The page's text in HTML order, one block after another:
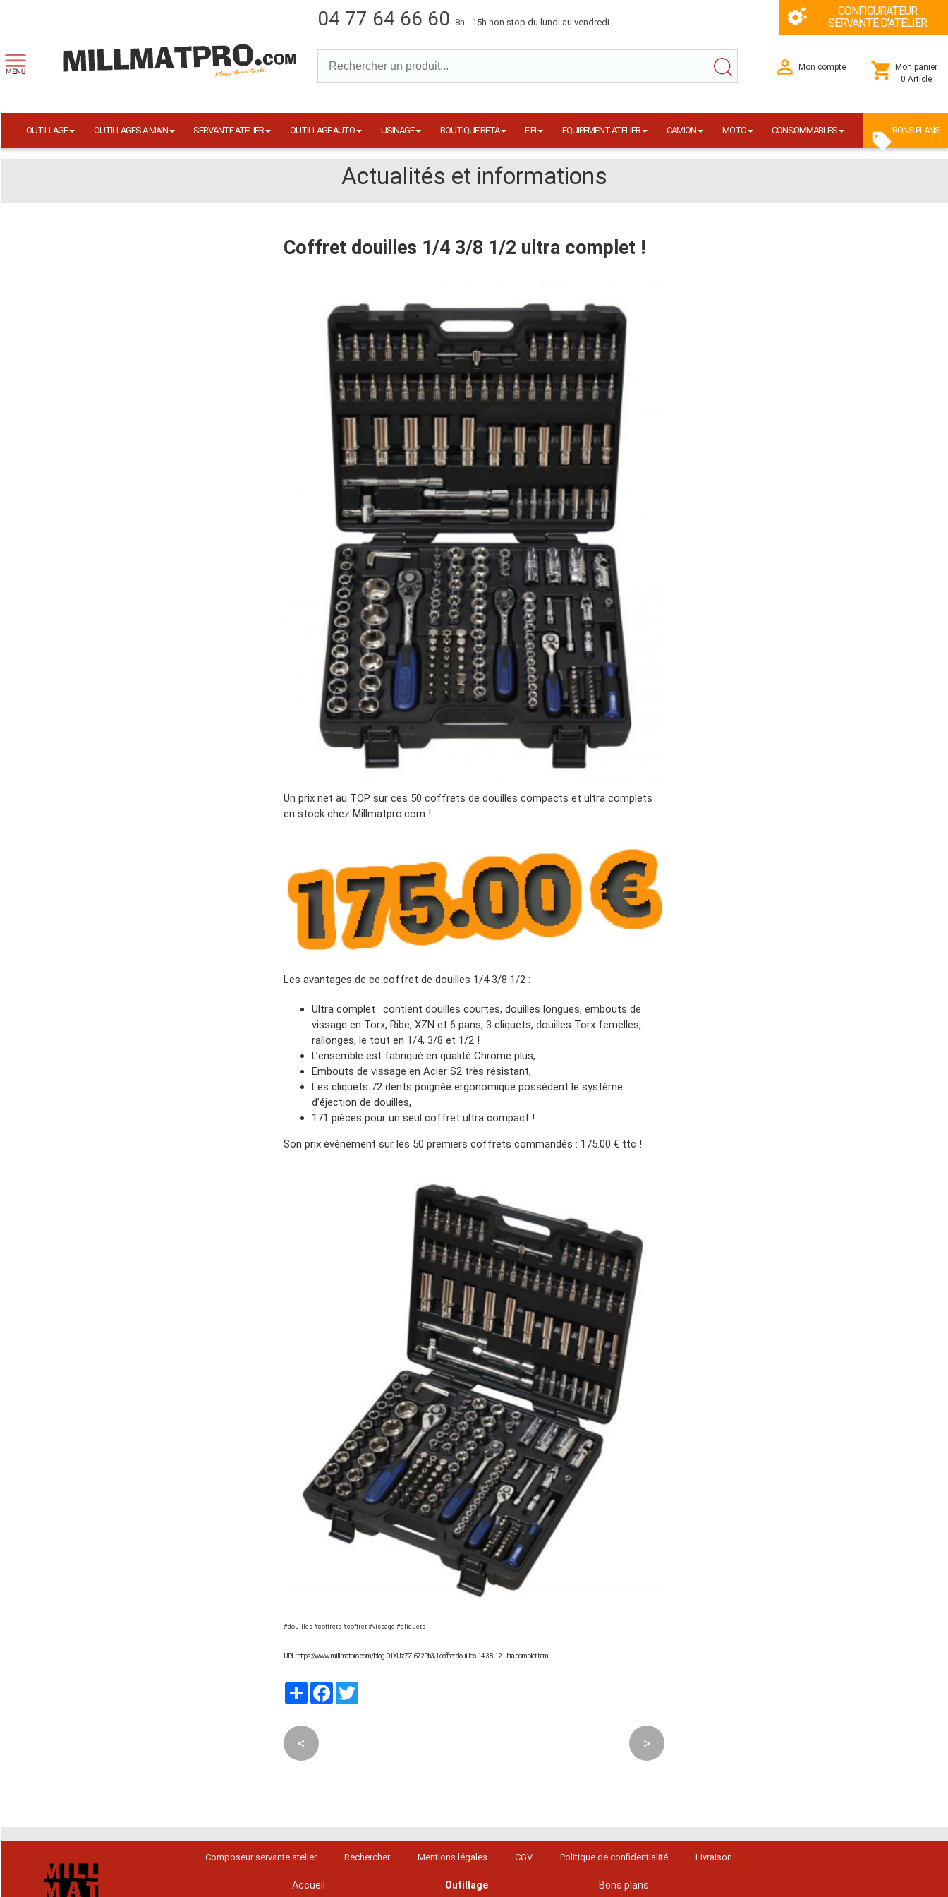
04 77 64 66 60 8h - 15h non stop du lundi au vendredi
CONFIGURATEUR
SERVANTE D'ATELIER
Mon compte
Mon panier
0 Article
OUTILLAGE OUTILLAGES A MAIN SERVANTE ATELIER OUTILLAGE AUTO USINAGE BOUTIQUE BETA E.P.I EQUIPEMENT ATELIER CAMION MOTO CONSOMMABLES BONS PLANS
Actualités et informations
Coffret douilles 1/4 3/8 1/2 ultra complet !
Un prix net au TOP sur ces 50 coffrets de douilles compacts et ultra complets
en stock chez Millmatpro.com !
Les avantages de ce coffret de douilles 1/4 3/8 1/2 :
Ultra complet : contient douilles courtes, douilles longues, embouts de
vissage en Torx, Ribe, XZN et 6 pans, 3 cliquets, douilles Torx femelles,
rallonges, le tout en 1/4, 3/8 et 1/2 !
L’ensemble est fabriqué en qualité Chrome plus,
Embouts de vissage en Acier S2 très résistant,
Les cliquets 72 dents poignée ergonomique possèdent le système
d’éjection de douilles,
171 pièces pour un seul coffret ultra compact !
Son prix événement sur les 50 premiers coffrets commandés : 175.00 € ttc !
#douilles #coffrets #coffret #vissage #cliquets
URL : https://www.millmatpro.com/blog-01XUz7ZI672Rh3J-coffret-douilles-14-38-12-ultra-complet.html
PartagerFacebook
< >
Composeur servante atelier Rechercher Mentions légales CGV Politique de confidentialité Livraison
Accueil
Outillage
Bons plans